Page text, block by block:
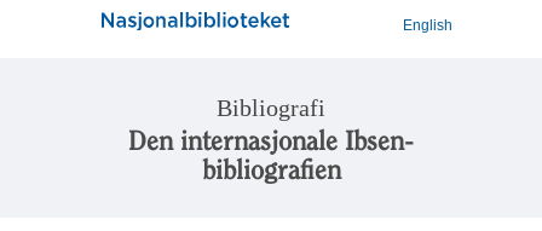
English
Bibliografi
Den internasjonale Ibsen-
bibliografien